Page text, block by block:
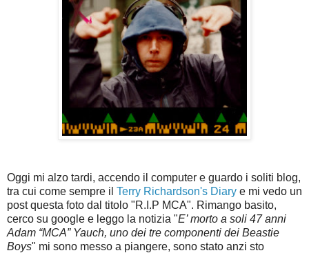
Oggi mi alzo tardi, accendo il computer e guardo i soliti blog,
tra cui come sempre il Terry Richardson's Diary e mi vedo un
post questa foto dal titolo "R.I.P MCA". Rimango basito,
cerco su google e leggo la notizia "E’ morto a soli 47 anni
Adam “MCA” Yauch, uno dei tre componenti dei Beastie
Boys" mi sono messo a piangere, sono stato anzi sto